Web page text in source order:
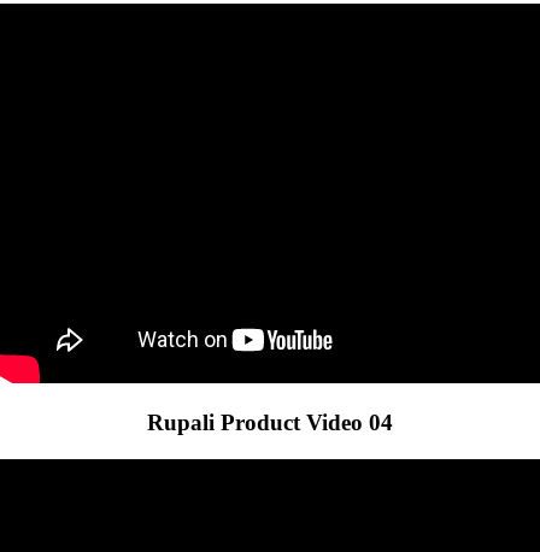
Rupali Product Video 04